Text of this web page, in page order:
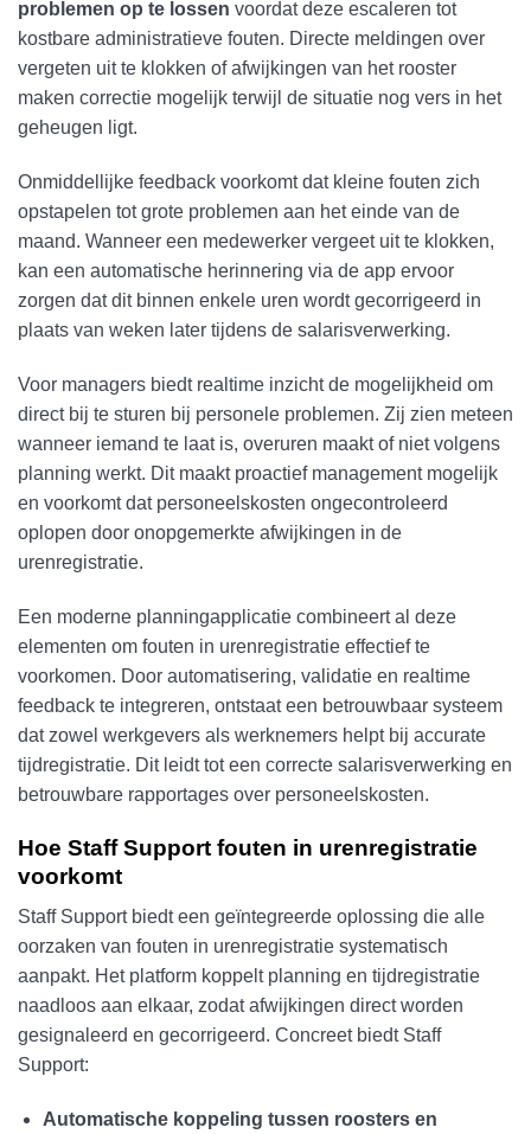
problemen op te lossen voordat deze escaleren tot
kostbare administratieve fouten. Directe meldingen over
vergeten uit te klokken of afwijkingen van het rooster
maken correctie mogelijk terwijl de situatie nog vers in het
geheugen ligt.
Onmiddellijke feedback voorkomt dat kleine fouten zich
opstapelen tot grote problemen aan het einde van de
maand. Wanneer een medewerker vergeet uit te klokken,
kan een automatische herinnering via de app ervoor
zorgen dat dit binnen enkele uren wordt gecorrigeerd in
plaats van weken later tijdens de salarisverwerking.
Voor managers biedt realtime inzicht de mogelijkheid om
direct bij te sturen bij personele problemen. Zij zien meteen
wanneer iemand te laat is, overuren maakt of niet volgens
planning werkt. Dit maakt proactief management mogelijk
en voorkomt dat personeelskosten ongecontroleerd
oplopen door onopgemerkte afwijkingen in de
urenregistratie.
Een moderne planningapplicatie combineert al deze
elementen om fouten in urenregistratie effectief te
voorkomen. Door automatisering, validatie en realtime
feedback te integreren, ontstaat een betrouwbaar systeem
dat zowel werkgevers als werknemers helpt bij accurate
tijdregistratie. Dit leidt tot een correcte salarisverwerking en
betrouwbare rapportages over personeelskosten.
Hoe Staff Support fouten in urenregistratie
voorkomt
Staff Support biedt een geïntegreerde oplossing die alle
oorzaken van fouten in urenregistratie systematisch
aanpakt. Het platform koppelt planning en tijdregistratie
naadloos aan elkaar, zodat afwijkingen direct worden
gesignaleerd en gecorrigeerd. Concreet biedt Staff
Support:
Automatische koppeling tussen roosters en